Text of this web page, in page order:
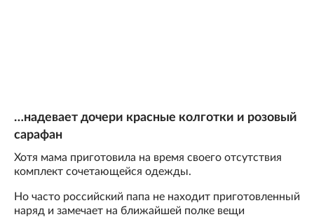
…надевает дочери красные колготки и розовый
сарафан
Хотя мама приготовила на время своего отсутствия
комплект сочетающейся одежды.
Но часто российский папа не находит приготовленный
наряд и замечает на ближайшей полке вещи